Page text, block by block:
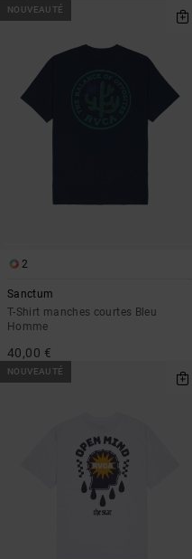
NOUVEAUTÉ
2
Sanctum
T-Shirt manches courtes Bleu
Homme
40,00 €
NOUVEAUTÉ